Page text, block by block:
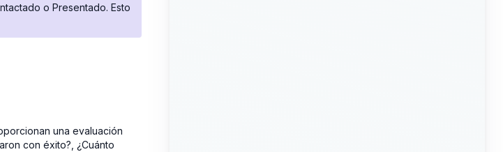
o Presentado. Esto
una evaluación
con éxito?, ¿Cuánto